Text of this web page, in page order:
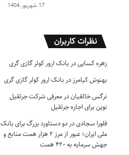
17.شهریور.1404
نظرات کاربران
زهره کساییدر بانک ارور کولر گازی گری
بهنوش کیامرز در بانک ارور کولر گازی گری
نرگس خالقیاندر معرفی شرکت جرثقیل
نوین برای اجاره جرثقیل
فلورا سجادیدر دو دستاورد بزرگ برای بانک
ملی ایران؛ عبور از مرز ۲ هزار همت منابع و
جهش سرمایه به ۴۲۰ همت